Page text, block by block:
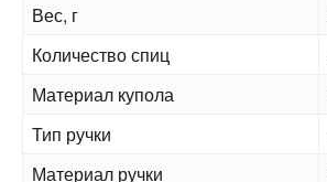
Вес, г
Количество спиц
Материал купола
Тип ручки
Материал ручки